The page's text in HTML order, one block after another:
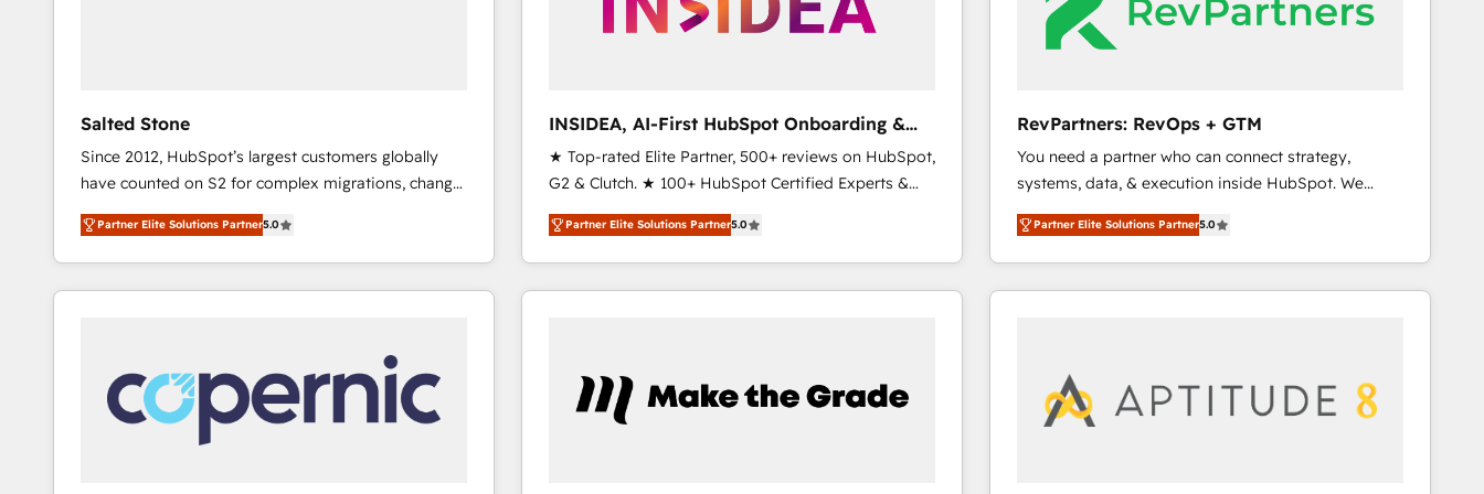
Salted Stone
Since 2012, HubSpot’s largest customers globally
have counted on S2 for complex migrations, change
management, systems integration, and creative
solutions that deliver measurable impact and
transform brand experiences As one of the few full-
service creative agencies in the HubSpot
regionalized HubSpot websites, integrated
marketing campaigns, & RevOps frameworks that
fuel long-term success We connect the entire
customer lifecycle through seamless integrations,
Partner Elite Solutions Partner5.0
INSIDEA, AI-First HubSpot Onboarding &
RevOps
★ Top-rated Elite Partner, 500+ reviews on HubSpot,
G2 & Clutch. ★ 100+ HubSpot Certified Experts &
Trainers across the team ★ 1,500+ implementations
across five continents ★ AI-First, RevOps-led,
Onboarding obsessed ★ Company of the Year
2024/25 INSIDEA helps growing companies turn
your time zone. What we do ➤ Onboarding: Live in
weeks, with workflows built around your business,
Partner Elite Solutions Partner5.0
RevPartners: RevOps + GTM
You need a partner who can connect strategy,
systems, data, & execution inside HubSpot. We
bridge the gap where most agencies fall short by
combining GTM strategy with technical execution to
solve the right problem with the right solution. As the
only firm in the world to hold Elite Partner
market execution. Why B2B Businesses Choose RP: -
Secure: Soc2 compliant 🛡️ - Pricing: Implementations
Partner Elite Solutions Partner5.0